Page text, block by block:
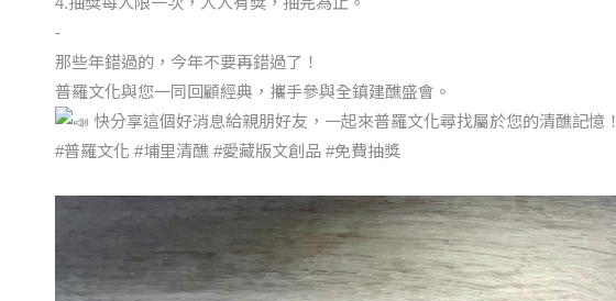
-
那些年錯過的，今年不要再錯過了！
普羅文化與您一同回顧經典，攜手參與全鎮建醮盛會。
快分享這個好消息給親朋好友，一起來普羅文化尋找屬於您的清醮記憶！
#普羅文化 #埔里清醮 #愛藏版文創品 #免費抽獎